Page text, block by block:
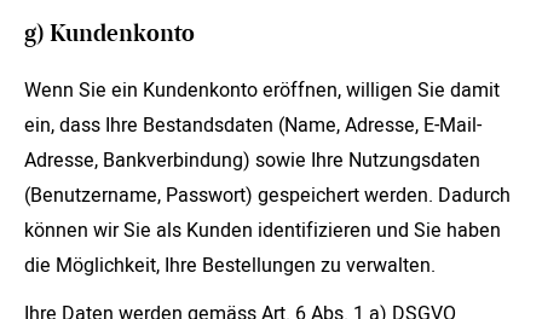
g) Kundenkonto
Wenn Sie ein Kundenkonto eröffnen, willigen Sie damit
ein, dass Ihre Bestandsdaten (Name, Adresse, E-Mail-
Adresse, Bankverbindung) sowie Ihre Nutzungsdaten
(Benutzername, Passwort) gespeichert werden. Dadurch
können wir Sie als Kunden identifizieren und Sie haben
die Möglichkeit, Ihre Bestellungen zu verwalten.